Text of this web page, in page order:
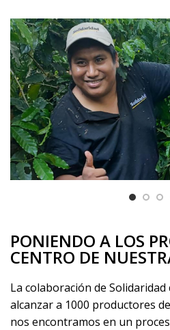
PONIENDO A LOS
CENTRO DE
La colaboración de
alcanzar a 1000 productores
nos encontramos en un